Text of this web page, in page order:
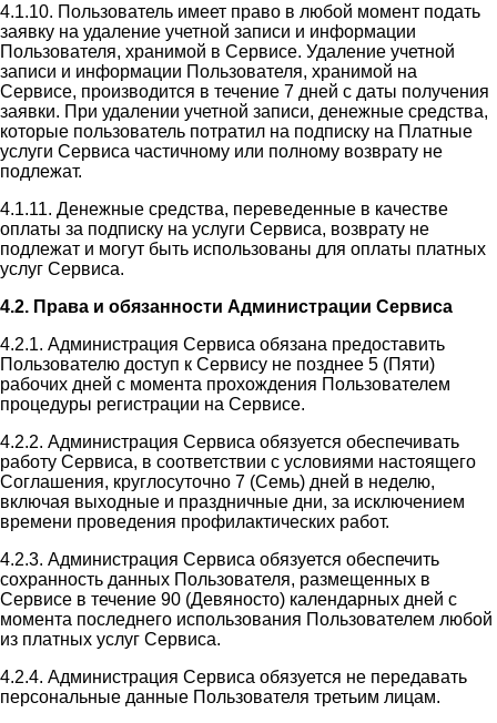
4.1.10. Пользователь имеет право в любой момент подать
заявку на удаление учетной записи и информации
Пользователя, хранимой в Сервисе. Удаление учетной
записи и информации Пользователя, хранимой на
Сервисе, производится в течение 7 дней с даты получения
заявки. При удалении учетной записи, денежные средства,
которые пользователь потратил на подписку на Платные
услуги Сервиса частичному или полному возврату не
подлежат.
4.1.11. Денежные средства, переведенные в качестве
оплаты за подписку на услуги Сервиса, возврату не
подлежат и могут быть использованы для оплаты платных
услуг Сервиса.
4.2. Права и обязанности Администрации Сервиса
4.2.1. Администрация Сервиса обязана предоставить
Пользователю доступ к Сервису не позднее 5 (Пяти)
рабочих дней с момента прохождения Пользователем
процедуры регистрации на Сервисе.
4.2.2. Администрация Сервиса обязуется обеспечивать
работу Сервиса, в соответствии с условиями настоящего
Соглашения, круглосуточно 7 (Семь) дней в неделю,
включая выходные и праздничные дни, за исключением
времени проведения профилактических работ.
4.2.3. Администрация Сервиса обязуется обеспечить
сохранность данных Пользователя, размещенных в
Сервисе в течение 90 (Девяносто) календарных дней с
момента последнего использования Пользователем любой
из платных услуг Сервиса.
4.2.4. Администрация Сервиса обязуется не передавать
персональные данные Пользователя третьим лицам.